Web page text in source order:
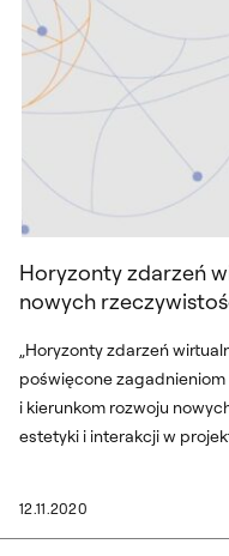
Horyzonty zdarzeń
nowych
„Horyzonty zdarzeń
poświęcone
i kierunkom rozwoju
estetyki i interakcji w
12.11.2020